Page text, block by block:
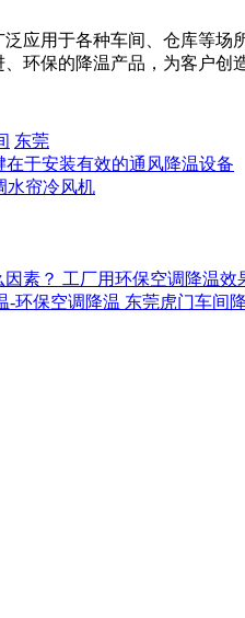
应用于各种车间、仓库等
环保的降温产品，为客户创
东莞
于安装有效的通风降温设备
水帘冷风机
素？ 工厂用环保空调降温效
-环保空调降温 东莞虎门车间